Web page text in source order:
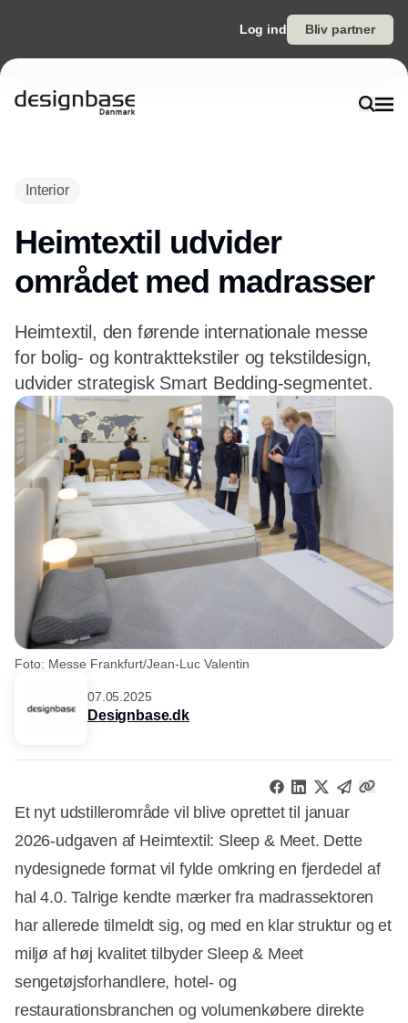
Log ind Bliv partner
Interior
Heimtextil udvider
området med madrasser
Heimtextil, den førende internationale messe
for bolig- og kontrakttekstiler og tekstildesign,
udvider strategisk Smart Bedding-segmentet.
Foto: Messe Frankfurt/Jean-Luc Valentin
07.05.2025
Designbase.dk
Et nyt udstillerområde vil blive oprettet til januar
2026-udgaven af Heimtextil: Sleep & Meet. Dette
nydesignede format vil fylde omkring en fjerdedel af
hal 4.0. Talrige kendte mærker fra madrassektoren
har allerede tilmeldt sig, og med en klar struktur og et
miljø af høj kvalitet tilbyder Sleep & Meet
sengetøjsforhandlere, hotel- og
restaurationsbranchen og volumenkøbere direkte